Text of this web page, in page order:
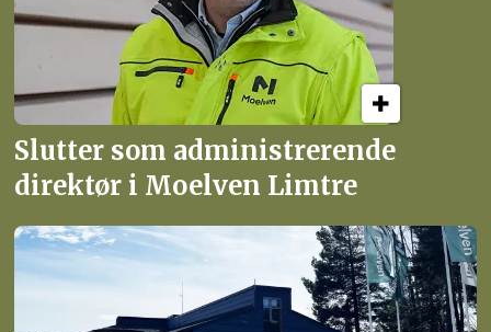
Slutter som administrerende
direktør i Moelven Limtre